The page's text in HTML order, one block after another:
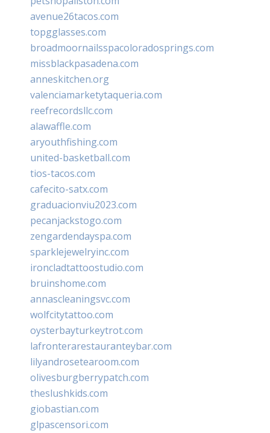
avenue26tacos.com
topgglasses.com
broadmoornailsspacoloradosprings.com
missblackpasadena.com
anneskitchen.org
valenciamarketytaqueria.com
reefrecordsllc.com
alawaffle.com
aryouthfishing.com
united-basketball.com
tios-tacos.com
cafecito-satx.com
graduacionviu2023.com
pecanjackstogo.com
zengardendayspa.com
sparklejewelryinc.com
ironcladtattoostudio.com
bruinshome.com
annascleaningsvc.com
wolfcitytattoo.com
oysterbayturkeytrot.com
lafronterarestauranteybar.com
lilyandrosetearoom.com
olivesburgberrypatch.com
theslushkids.com
giobastian.com
glpascensori.com